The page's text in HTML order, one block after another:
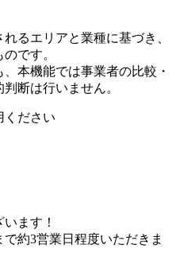
るエリアと業種に基づき、
です。
本機能では事業者の比較・
断は行いません。
ください
ます！
約3営業日程度いただきま